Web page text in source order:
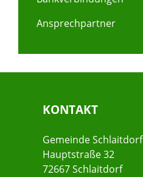
Ansprechpartner
KONTAKT
Gemeinde Schlaitdorf
Hauptstraße 32
72667 Schlaitdorf